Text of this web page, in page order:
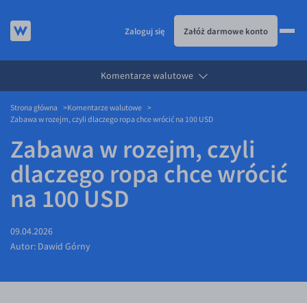
KURSY WALUT
Kursy walut
USD/PLN
CHF/PLN
GBP/PLN
CZK/PLN
DKK/PLN
KARTA WIELOWALUTOWA
Visa Benefit
ESIM
DLA FIRM
Dla firm
API dla biznesu
Partnerstwa
JAK TO DZIAŁA
Jak to działa
Prowizje i rabaty
BLOG
Blog
Zaloguj się Załóż darmowe konto
Komentarze walutowe
Strona główna
Komentarze walutowe
Zabawa w rozejm, czyli dlaczego ropa chce wrócić na 100 USD
Zabawa w rozejm, czyli
dlaczego ropa chce wrócić
na 100 USD
09.04.2026
Autor: Dawid Górny